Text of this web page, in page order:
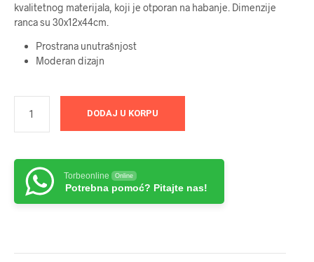
3499 RSD.
kvalitetnog materijala, koji je otporan na habanje. Dimenzije
ranca su 30x12x44cm.
Prostrana unutrašnjost
Moderan dizajn
DODAJ U KORPU
Torbeonline Online
Potrebna pomoć? Pitajte nas!